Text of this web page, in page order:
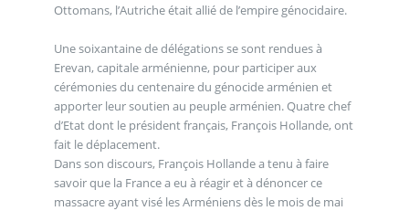
Ottomans, l’Autriche était allié de l’empire génocidaire.
Une soixantaine de délégations se sont rendues à
Erevan, capitale arménienne, pour participer aux
cérémonies du centenaire du génocide arménien et
apporter leur soutien au peuple arménien. Quatre chef
d’Etat dont le président français, François Hollande, ont
fait le déplacement.
Dans son discours, François Hollande a tenu à faire
savoir que la France a eu à réagir et à dénoncer ce
massacre ayant visé les Arméniens dès le mois de mai